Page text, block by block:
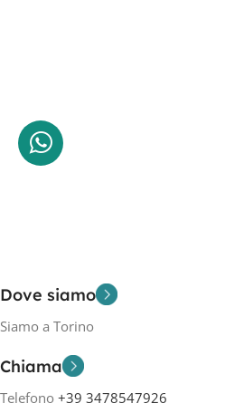
Dove siamo
Siamo a Torino
Chiama
Telefono +39 3478547926